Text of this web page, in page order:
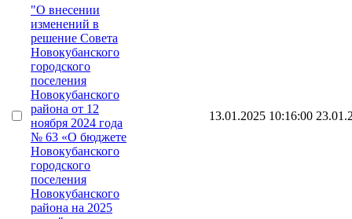
"О внесении
изменений в
решение Совета
Новокубанского
городского
поселения
Новокубанского
района от 12
ноября 2024 года
№ 63 «О бюджете
Новокубанского
городского
поселения
Новокубанского
района на 2025
13.01.2025 10:16:00